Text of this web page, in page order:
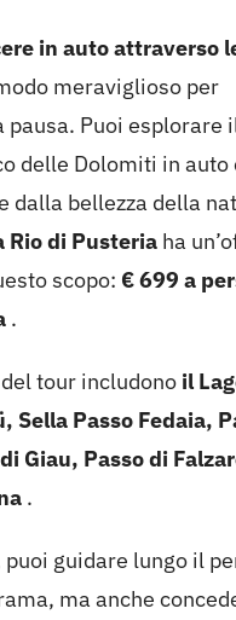
in auto attraverso
meraviglioso per
pausa. Puoi esplorare
delle Dolomiti in auto
bellezza della
Rio di Pusteria ha
scopo: € 699 a
.
tour includono il
Sella Passo Fedaia,
Giau, Passo di
.
guidare lungo il
ma anche